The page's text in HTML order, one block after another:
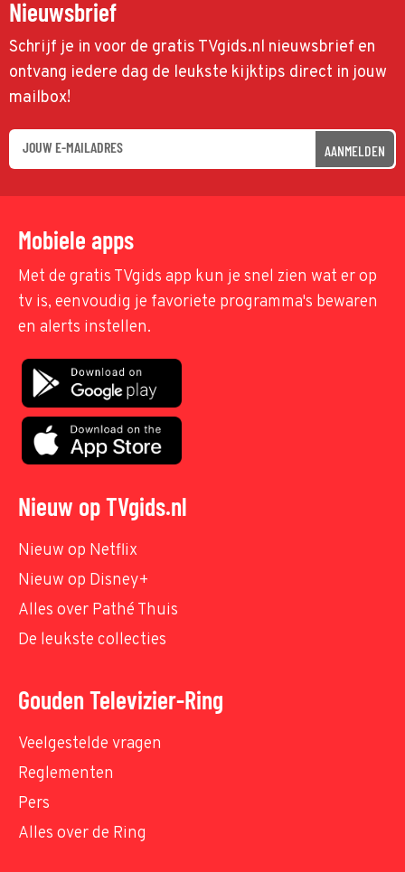
Nieuwsbrief
Schrijf je in voor de gratis TVgids.nl nieuwsbrief en
ontvang iedere dag de leukste kijktips direct in jouw
mailbox!
AANMELDEN
Mobiele apps
Met de gratis TVgids app kun je snel zien wat er op
tv is, eenvoudig je favoriete programma's bewaren
en alerts instellen.
Nieuw op TVgids.nl
Nieuw op Netflix
Nieuw op Disney+
Alles over Pathé Thuis
De leukste collecties
Gouden Televizier-Ring
Veelgestelde vragen
Reglementen
Pers
Alles over de Ring